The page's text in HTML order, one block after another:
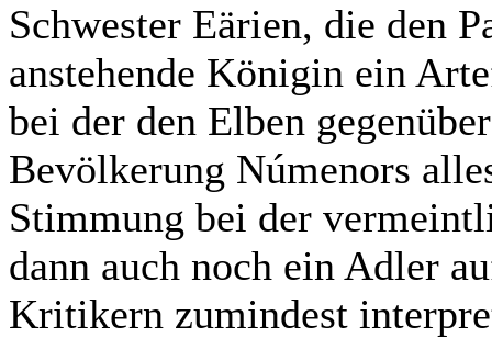
Schwester Eärien, die den
anstehende Königin ein
bei der den Elben
Bevölkerung Númenors
Stimmung bei der
dann auch noch ein Adler
Kritikern zumindest